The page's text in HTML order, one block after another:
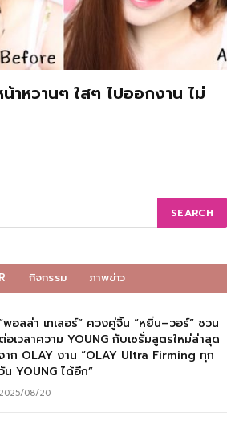
าหวานๆ ใสๆ ไปออกงาน ไม่
กิจกรรม ภาพข่าว
พอลล่า เทเลอร์” ควงคู่จิ้น “หยิ่น–วอร์” ชวน
ต่อเวลาความ YOUNG กับเซรั่มสูตรใหม่ล่าสุด
าก OLAY งาน “OLAY Ultra Firming ทุก
วัน YOUNG ได้อีก”
2025/08/20